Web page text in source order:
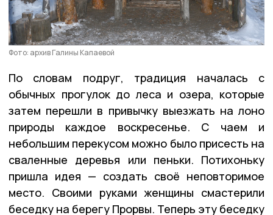
Фото: архив Галины Капаевой
По словам подруг, традиция началась с
обычных прогулок до леса и озера, которые
затем перешли в привычку выезжать на лоно
природы каждое воскресенье. С чаем и
небольшим перекусом можно было присесть на
сваленные деревья или пеньки. Потихоньку
пришла идея — создать своё неповторимое
место. Своими руками женщины смастерили
беседку на берегу Прорвы. Теперь эту беседку